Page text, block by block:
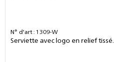
N° d'art : 1309-W
Serviette avec logo en relief tissé.